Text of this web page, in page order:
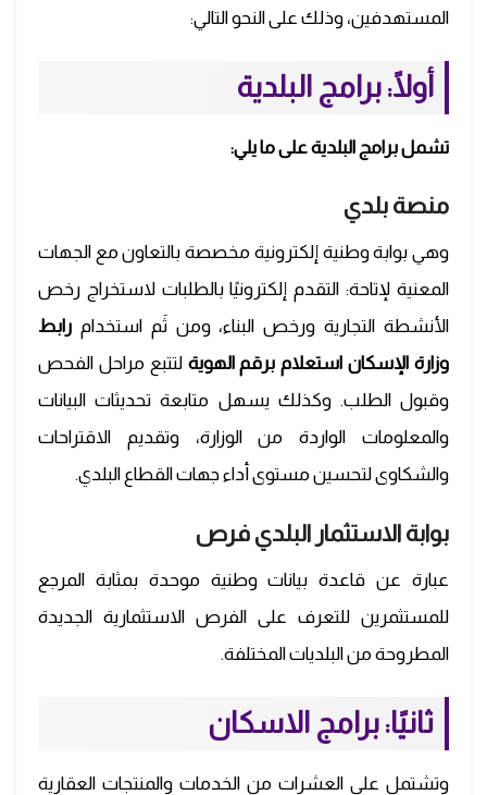
المستهدفين، وذلك على النحو التالي:
أولًا: برامج البلدية
تشمل برامج البلدية على ما يلي:
منصة بلدي
وهي بوابة وطنية إلكترونية مخصصة بالتعاون مع الجهات
المعنية لإتاحة: التقدم إلكترونيًا بالطلبات لاستخراج رخص
الأنشطة التجارية ورخص البناء، ومن ثَم استخدام رابط
وزارة الإسكان استعلام برقم الهوية لتتبع مراحل الفحص
وقبول الطلب. وكذلك يسهل متابعة تحديثات البيانات
والمعلومات الواردة من الوزارة، وتقديم الاقتراحات
والشكاوى لتحسين مستوى أداء جهات القطاع البلدي.
بوابة الاستثمار البلدي فرص
عبارة عن قاعدة بيانات وطنية موحدة بمثابة المرجع
للمستثمرين للتعرف على الفرص الاستثمارية الجديدة
المطروحة من البلديات المختلفة.
ثانيًا: برامج الاسكان
وتشتمل على العشرات من الخدمات والمنتجات العقارية